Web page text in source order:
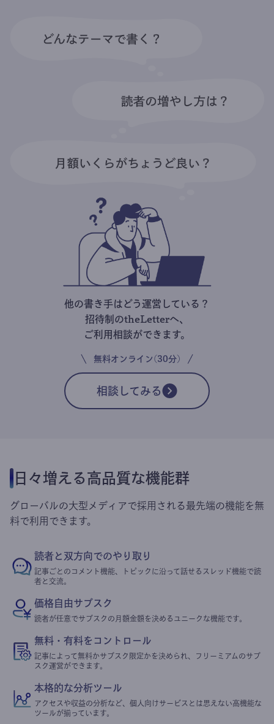
他の書き手はどう運営している？
招待制のtheLetterへ、
ご利用相談ができます。
無料オンライン(30分)
相談してみる
日々増える高品質な機能群
グローバルの大型メディアで採用される最先端の機能を無
料で利用できます。
読者と双方向でのやり取り
記事ごとのコメント機能、トピックに沿って話せるスレッド機能で読
者と交流。
価格自由サブスク
読者が任意でサブスクの月額金額を決めるユニークな機能です。
無料・有料をコントロール
記事によって無料かサブスク限定かを決められ、フリーミアムのサブ
スク運営ができます。
本格的な分析ツール
アクセスや収益の分析など、個人向けサービスとは思えない高機能な
ツールが揃っています。